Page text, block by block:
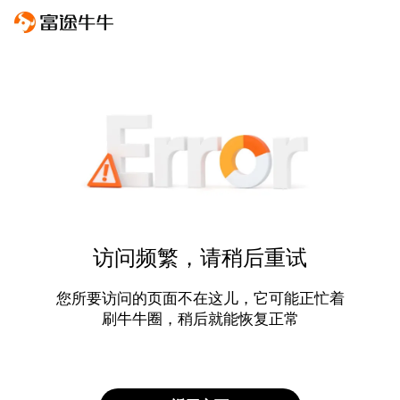
访问频繁，请稍后重试
您所要访问的页面不在这儿，它可能正忙着
刷牛牛圈，稍后就能恢复正常